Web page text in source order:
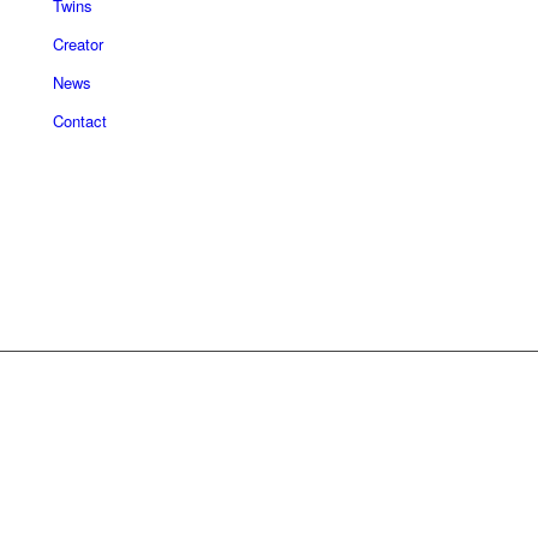
Twins
Creator
News
Contact